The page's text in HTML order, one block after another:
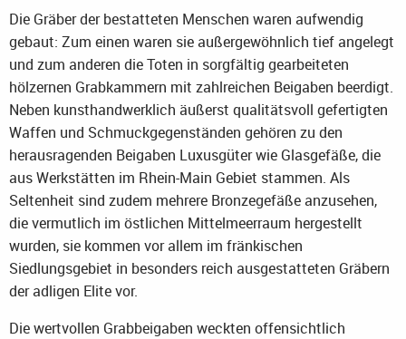
Die Gräber der bestatteten Menschen waren aufwendig
gebaut: Zum einen waren sie außergewöhnlich tief angelegt
und zum anderen die Toten in sorgfältig gearbeiteten
hölzernen Grabkammern mit zahlreichen Beigaben beerdigt.
Neben kunsthandwerklich äußerst qualitätsvoll gefertigten
Waffen und Schmuckgegenständen gehören zu den
herausragenden Beigaben Luxusgüter wie Glasgefäße, die
aus Werkstätten im Rhein-Main Gebiet stammen. Als
Seltenheit sind zudem mehrere Bronzegefäße anzusehen,
die vermutlich im östlichen Mittelmeerraum hergestellt
wurden, sie kommen vor allem im fränkischen
Siedlungsgebiet in besonders reich ausgestatteten Gräbern
der adligen Elite vor.
Die wertvollen Grabbeigaben weckten offensichtlich